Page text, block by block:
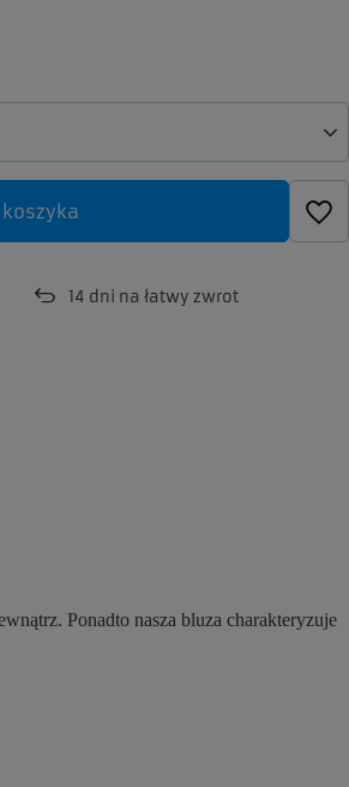
14 dni na łatwy zwrot
Ponadto nasza bluza charakteryzuje